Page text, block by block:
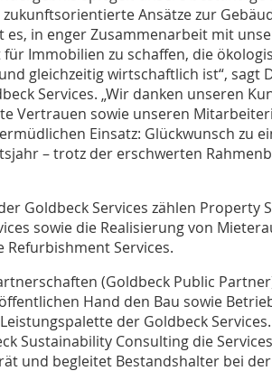
Ansätze zur
es, in enger Zusammenarbeit mit
Immobilien zu schaffen, die
gleichzeitig wirtschaftlich ist“, sagt
Services. „Wir danken unseren
Vertrauen sowie unseren
Einsatz: Glückwunsch zu
– trotz der erschwerten
Goldbeck Services zählen Property
sowie die Realisierung von
Services.
(Goldbeck Public
Hand den Bau sowie
der Goldbeck
Sustainability Consulting die
und begleitet Bestandshalter bei